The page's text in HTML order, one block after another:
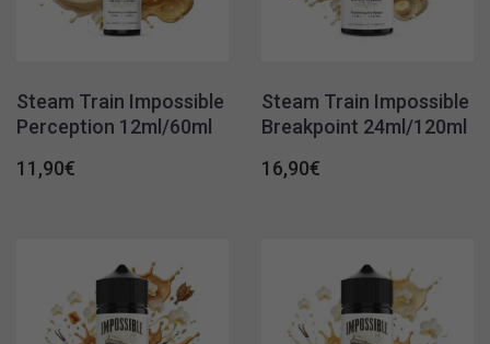
Steam Train Impossible
Perception 12ml/60ml
11,90€
Steam Train Impossible
Breakpoint 24ml/120ml
16,90€